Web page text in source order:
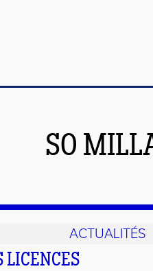
SO
ACTUALITÉS
LICENCES